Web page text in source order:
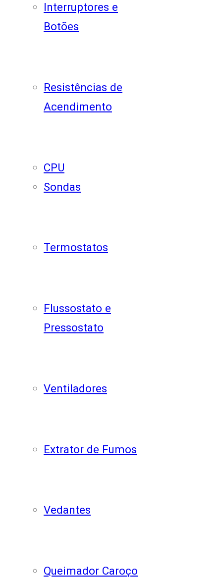
Interruptores e
Botões
Resistências de
Acendimento
CPU
Sondas
Termostatos
Flussostato e
Pressostato
Ventiladores
Extrator de Fumos
Vedantes
Queimador Caroço